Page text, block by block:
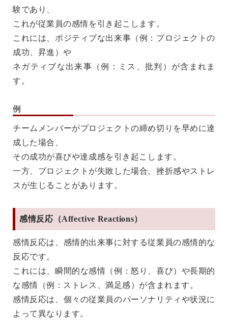
験であり、
これが従業員の感情を引き起こします。
これには、ポジティブな出来事（例：プロジェクトの
成功、昇進）や
ネガティブな出来事（例：ミス、批判）が含まれま
す。
例
チームメンバーがプロジェクトの締め切りを早めに達
成した場合、
その成功が喜びや達成感を引き起こします。
一方、プロジェクトが失敗した場合、挫折感やストレ
スが生じることがあります。
感情反応（Affective Reactions）
感情反応は、感情的出来事に対する従業員の感情的な
反応です。
これには、瞬間的な感情（例：怒り、喜び）や長期的
な感情（例：ストレス、満足感）が含まれます。
感情反応は、個々の従業員のパーソナリティや状況に
よって異なります。